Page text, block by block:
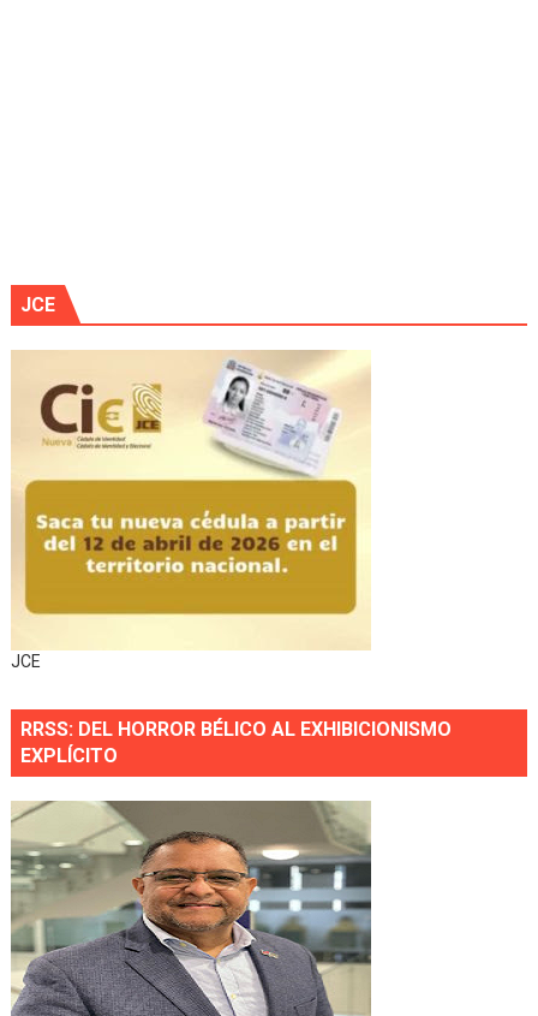
JCE
JCE
RRSS: DEL HORROR BÉLICO AL EXHIBICIONISMO
EXPLÍCITO